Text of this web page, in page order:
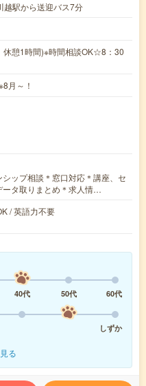
越駅から送迎バス7分
憩1時間)※時間相談OK☆8：30
月～！
ップ相談＊窓口対応＊講座、セ
ータ取りまとめ＊求人情…
/ 英語力不要
40代 50代
60代
しずか
る